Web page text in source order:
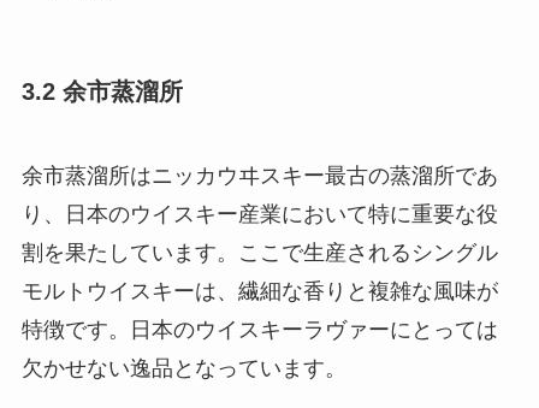
3.2 余市蒸溜所
余市蒸溜所はニッカウヰスキー最古の蒸溜所であ
り、日本のウイスキー産業において特に重要な役
割を果たしています。ここで生産されるシングル
モルトウイスキーは、繊細な香りと複雑な風味が
特徴です。日本のウイスキーラヴァーにとっては
欠かせない逸品となっています。